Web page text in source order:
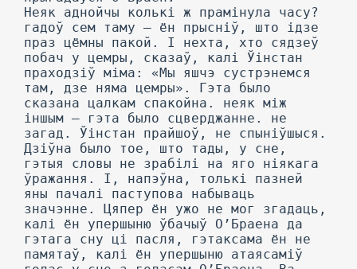
Неяк аднойчы колькі ж прамінула часу?
гадоў сем таму — ён прысніў, што ідзе
праз цёмны пакой. I нехта, хто сядзеў
побач у цемры, сказаў, калі Ўінстан
праходзіў міма: «Мы яшчэ сустрэнемся
там, дзе няма цемры». Гэта было
сказана цалкам спакойна. неяк між
іншым — гэта было сцверджанне. не
загад. Ўінстан прайшоў, не спыніўшыся.
Дзіўна было тое, што тады, у сне,
гэтыя словы не зрабілі на яго ніякага
ўражання. I, напэўна, толькі пазней
яны пачалі паступова набываць
значэнне. Цяпер ён ужо не мог згадаць,
калі ён упершыню ўбачыў О’Браена да
гэтага сну ці пасля, гэтаксама ён не
памятаў, калі ён упершыню атаясаміў